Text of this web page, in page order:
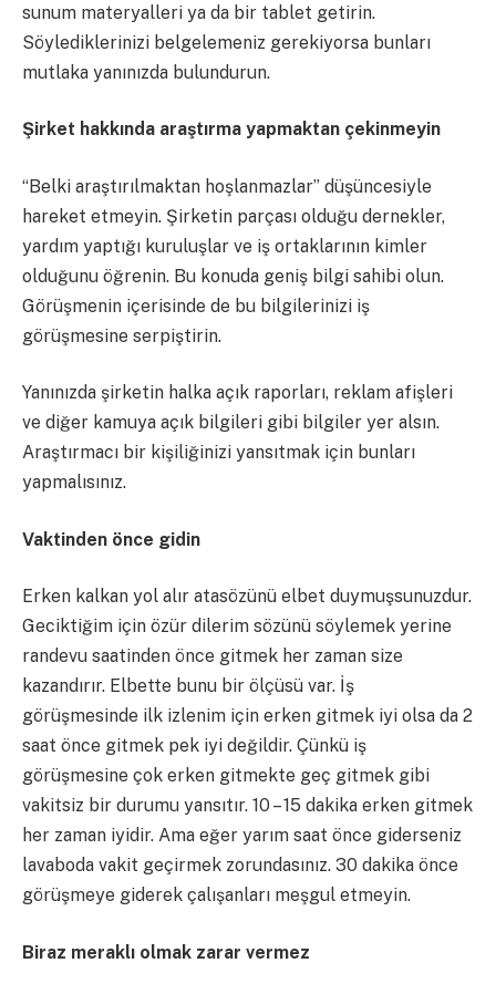
sunum materyalleri ya da bir tablet getirin.
Söylediklerinizi belgelemeniz gerekiyorsa bunları
mutlaka yanınızda bulundurun.
Şirket hakkında araştırma yapmaktan çekinmeyin
“Belki araştırılmaktan hoşlanmazlar” düşüncesiyle
hareket etmeyin. Şirketin parçası olduğu dernekler,
yardım yaptığı kuruluşlar ve iş ortaklarının kimler
olduğunu öğrenin. Bu konuda geniş bilgi sahibi olun.
Görüşmenin içerisinde de bu bilgilerinizi iş
görüşmesine serpiştirin.
Yanınızda şirketin halka açık raporları, reklam afişleri
ve diğer kamuya açık bilgileri gibi bilgiler yer alsın.
Araştırmacı bir kişiliğinizi yansıtmak için bunları
yapmalısınız.
Vaktinden önce gidin
Erken kalkan yol alır atasözünü elbet duymuşsunuzdur.
Geciktiğim için özür dilerim sözünü söylemek yerine
randevu saatinden önce gitmek her zaman size
kazandırır. Elbette bunu bir ölçüsü var. İş
görüşmesinde ilk izlenim için erken gitmek iyi olsa da 2
saat önce gitmek pek iyi değildir. Çünkü iş
görüşmesine çok erken gitmekte geç gitmek gibi
vakitsiz bir durumu yansıtır. 10 – 15 dakika erken gitmek
her zaman iyidir. Ama eğer yarım saat önce giderseniz
lavaboda vakit geçirmek zorundasınız. 30 dakika önce
görüşmeye giderek çalışanları meşgul etmeyin.
Biraz meraklı olmak zarar vermez